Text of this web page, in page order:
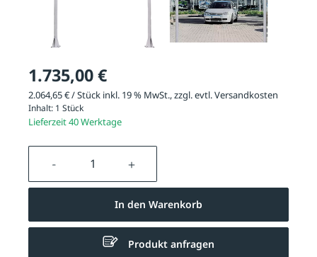
1.735,00 €
2.064,65 € / Stück inkl. 19 % MwSt., zzgl. evtl.Versandkosten
Inhalt: 1 Stück
Lieferzeit 40 Werktage
Produkt Anzahl: Gib den
In den Warenkorb
Produkt anfragen